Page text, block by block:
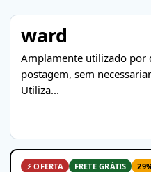
ward
Amplamente utilizado por
postagem, sem
Utiliza...
⚡ OFERTA FRETE GRÁTIS